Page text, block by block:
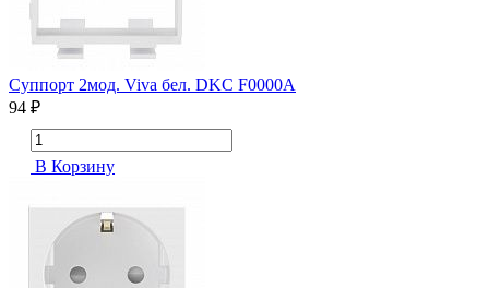
Суппорт 2мод. Viva бел. DKC F0000A
94 ₽
В Корзину